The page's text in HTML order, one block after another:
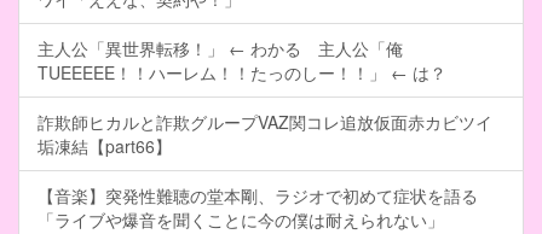
主人公「異世界転移！」 ← わかる 主人公「俺
TUEEEEE！！ハーレム！！たっのしー！！」 ← は？
詐欺師ヒカルと詐欺グループVAZ関コレ追放仮面赤カビツイ
垢凍結【part66】
【音楽】突発性難聴の堂本剛、ラジオで初めて症状を語る
「ライブや爆音を聞くことに今の僕は耐えられない」